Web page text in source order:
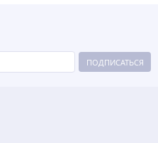
ПОДПИСАТЬСЯ